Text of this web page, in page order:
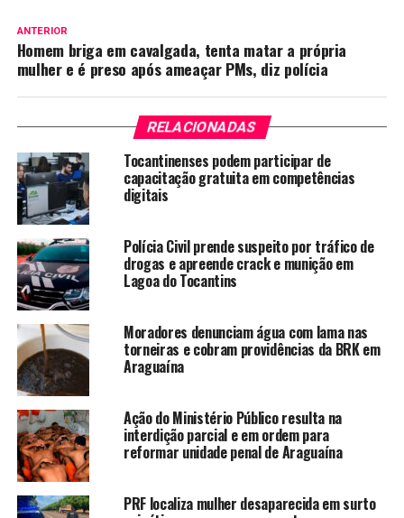
ANTERIOR
Homem briga em cavalgada, tenta matar a própria
mulher e é preso após ameaçar PMs, diz polícia
RELACIONADAS
Tocantinenses podem participar de
capacitação gratuita em competências
digitais
Polícia Civil prende suspeito por tráfico de
drogas e apreende crack e munição em
Lagoa do Tocantins
Moradores denunciam água com lama nas
torneiras e cobram providências da BRK em
Araguaína
Ação do Ministério Público resulta na
interdição parcial e em ordem para
reformar unidade penal de Araguaína
PRF localiza mulher desaparecida em surto